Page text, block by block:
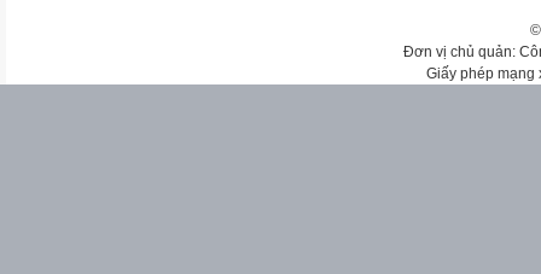
Đơn vị chủ quản:
Giấy phép mạng